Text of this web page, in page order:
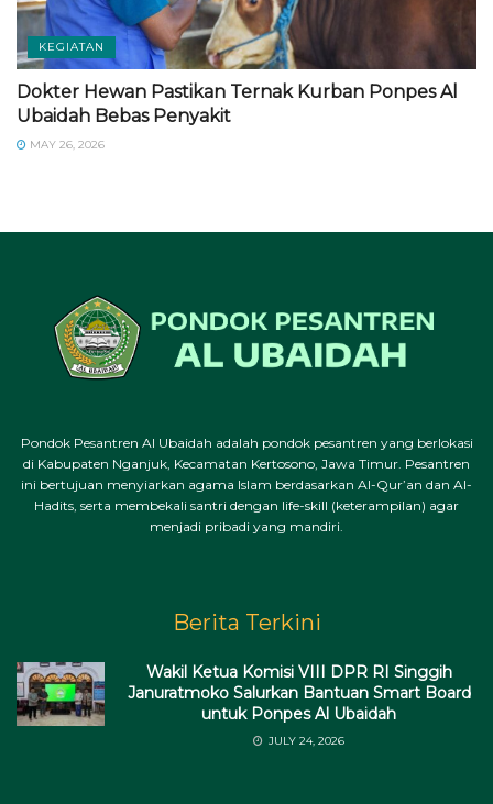
KEGIATAN
Dokter Hewan Pastikan Ternak Kurban Ponpes Al
Ubaidah Bebas Penyakit
MAY 26, 2026
Pondok Pesantren Al Ubaidah adalah pondok pesantren yang berlokasi
di Kabupaten Nganjuk, Kecamatan Kertosono, Jawa Timur. Pesantren
ini bertujuan menyiarkan agama Islam berdasarkan Al-Qur’an dan Al-
Hadits, serta membekali santri dengan life-skill (keterampilan) agar
menjadi pribadi yang mandiri.
Berita Terkini
Wakil Ketua Komisi VIII DPR RI Singgih
Januratmoko Salurkan Bantuan Smart Board
untuk Ponpes Al Ubaidah
JULY 24, 2026